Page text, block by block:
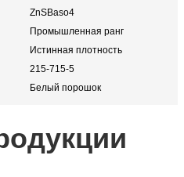
ZnSBaso4
Промышленная ранг
Истинная плотность
215-715-5
Белый порошок